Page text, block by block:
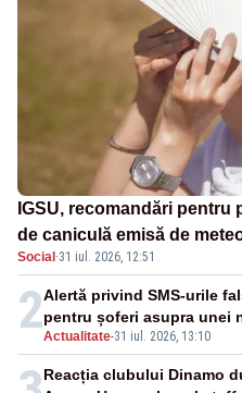
IGSU, recomandări
de caniculă emisă de
Social ·31 iul. 2026, 12:51
2Actualitate-31 iul. 2026, 13:10
Alertă privind SMS-urile
pentru șoferi asupra unei
Reacția clubului Dinamo